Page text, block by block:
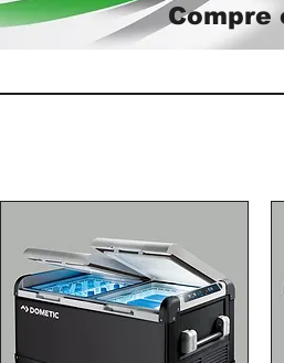
Compre